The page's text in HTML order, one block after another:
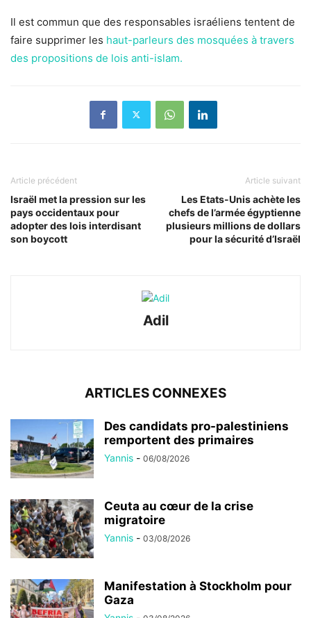
Il est commun que des responsables israéliens tentent de
faire supprimer les haut-parleurs des mosquées à travers
des propositions de lois anti-islam.
Article précédent
Israël met la pression sur les
pays occidentaux pour
adopter des lois interdisant
son boycott
Article suivant
Les Etats-Unis achète les
chefs de l’armée égyptienne
plusieurs millions de dollars
pour la sécurité d’Israël
Adil
ARTICLES CONNEXES
Des candidats pro-palestiniens
remportent des primaires
Yannis - 06/08/2026
Ceuta au cœur de la crise
migratoire
Yannis - 03/08/2026
Manifestation à Stockholm pour
Gaza